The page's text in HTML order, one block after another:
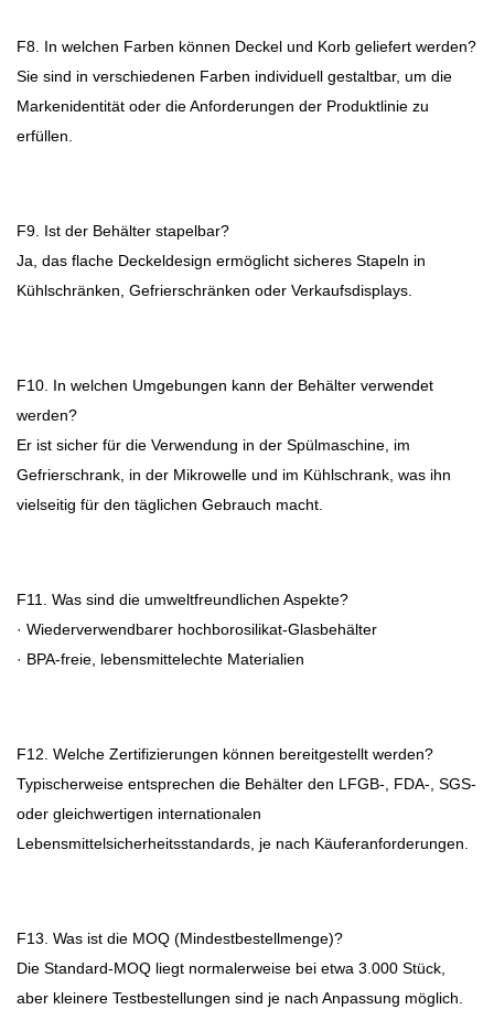
F8. In welchen Farben können Deckel und Korb geliefert werden?
Sie sind in verschiedenen Farben individuell gestaltbar, um die
Markenidentität oder die Anforderungen der Produktlinie zu
erfüllen.
F9. Ist der Behälter stapelbar?
Ja, das flache Deckeldesign ermöglicht sicheres Stapeln in
Kühlschränken, Gefrierschränken oder Verkaufsdisplays.
F10. In welchen Umgebungen kann der Behälter verwendet
werden?
Er ist sicher für die Verwendung in der Spülmaschine, im
Gefrierschrank, in der Mikrowelle und im Kühlschrank, was ihn
vielseitig für den täglichen Gebrauch macht.
F11. Was sind die umweltfreundlichen Aspekte?
· Wiederverwendbarer hochborosilikat-Glasbehälter
· BPA-freie, lebensmittelechte Materialien
F12. Welche Zertifizierungen können bereitgestellt werden?
Typischerweise entsprechen die Behälter den LFGB-, FDA-, SGS-
oder gleichwertigen internationalen
Lebensmittelsicherheitsstandards, je nach Käuferanforderungen.
F13. Was ist die MOQ (Mindestbestellmenge)?
Die Standard-MOQ liegt normalerweise bei etwa 3.000 Stück,
aber kleinere Testbestellungen sind je nach Anpassung möglich.